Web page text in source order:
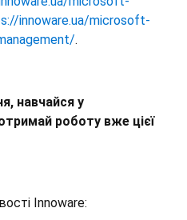
innoware.ua/microsoft-
.
навчайся у
роботу вже цієї
Innoware: